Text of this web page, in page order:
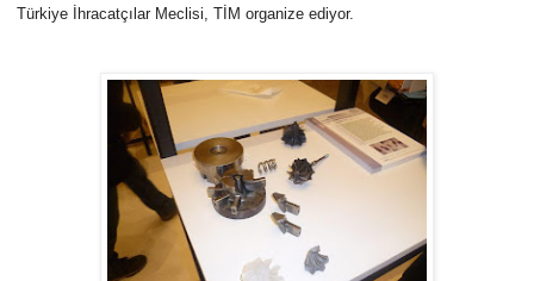
Türkiye İhracatçılar Meclisi, TİM organize ediyor.